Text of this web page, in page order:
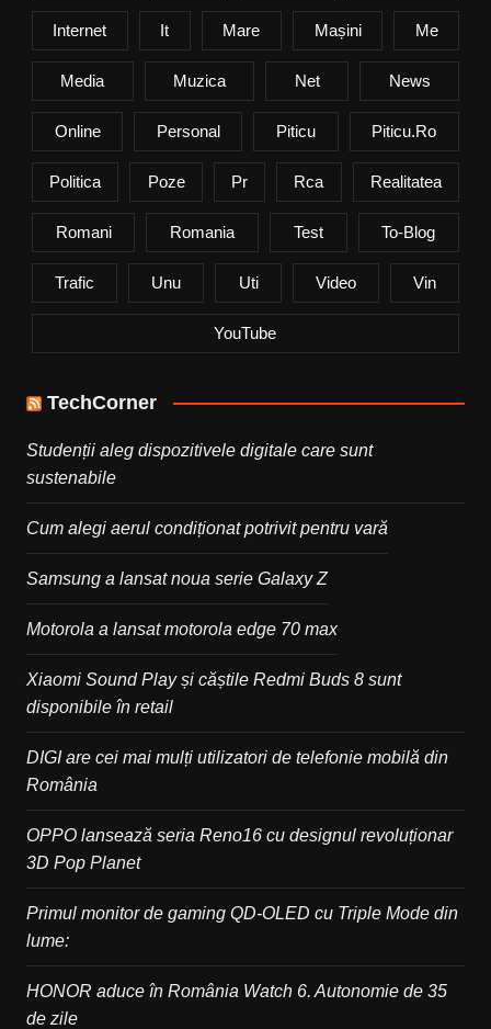
Internet It Mare Mașini Me
Media Muzica Net News
Online Personal Piticu Piticu.ro
Politica Poze Pr Rca Realitatea
Romani Romania Test To-Blog
Trafic Unu Uti Video Vin
YouTube
TechCorner
Studenții aleg dispozitivele digitale care sunt
sustenabile
Cum alegi aerul condiționat potrivit pentru vară
Samsung a lansat noua serie Galaxy Z
Motorola a lansat motorola edge 70 max
Xiaomi Sound Play și căștile Redmi Buds 8 sunt
disponibile în retail
DIGI are cei mai mulți utilizatori de telefonie mobilă din
România
OPPO lansează seria Reno16 cu designul revoluționar
3D Pop Planet
Primul monitor de gaming QD-OLED cu Triple Mode din
lume:
HONOR aduce în România Watch 6. Autonomie de 35
de zile